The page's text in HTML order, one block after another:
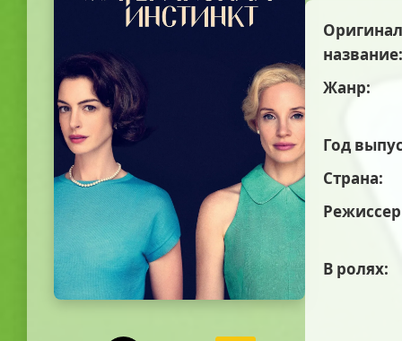
название:
Жанр:
Год
Страна:
В ролях: